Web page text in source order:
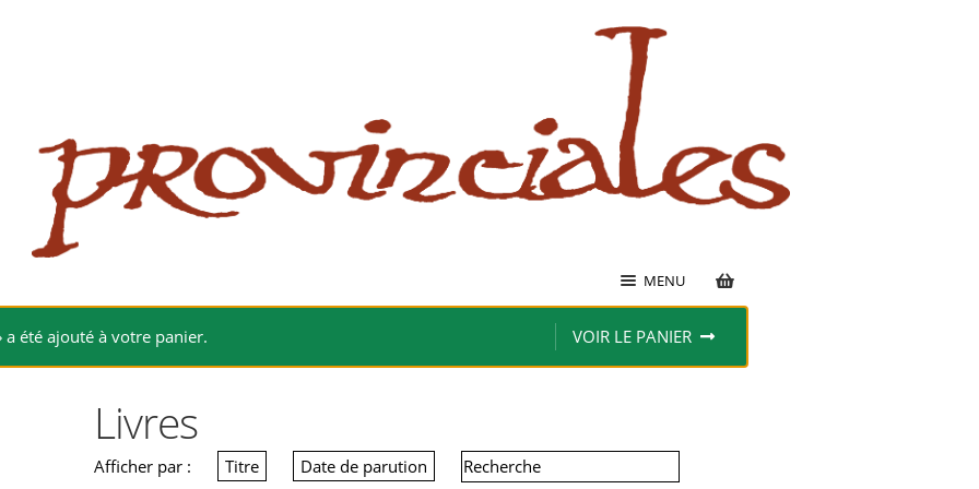
MENU
a été ajouté à votre panier. VOIR LE PANIER
Livres
Afficher par : Titre Date de parution